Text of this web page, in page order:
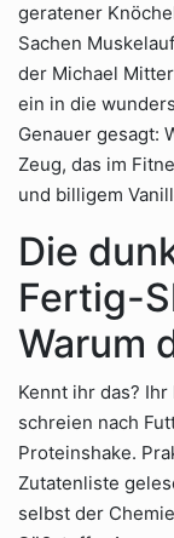
geratener
Sachen
der Michael
ein in die
Genauer gesagt:
Zeug, das im
und billigem
Die
Fertig-
Warum
Kennt ihr das?
schreien nach
Proteinshake.
Zutatenliste
selbst der